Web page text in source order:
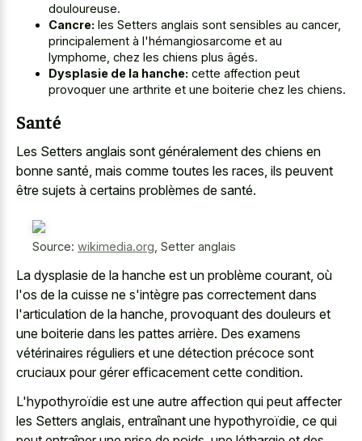
douloureuse.
Cancre: les Setters anglais sont sensibles au cancer,
principalement à l'hémangiosarcome et au
lymphome, chez les chiens plus âgés.
Dysplasie de la hanche: cette affection peut
provoquer une arthrite et une boiterie chez les chiens.
Santé
Les Setters anglais sont généralement des chiens en
bonne santé, mais comme toutes les races, ils peuvent
être sujets à certains problèmes de santé.
Source: wikimedia.org Setter anglais
La dysplasie de la hanche est un problème courant, où
l'os de la cuisse ne s'intègre pas correctement dans
l'articulation de la hanche, provoquant des douleurs et
une boiterie dans les pattes arrière. Des examens
vétérinaires réguliers et une détection précoce sont
cruciaux pour gérer efficacement cette condition.
L'hypothyroïdie est une autre affection qui peut affecter
les Setters anglais, entraînant une hypothyroïdie, ce qui